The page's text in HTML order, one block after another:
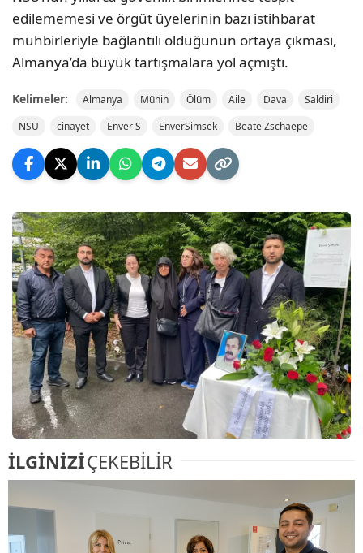
edilememesi ve örgüt üyelerinin bazı istihbarat
muhbirleriyle bağlantılı olduğunun ortaya çıkması,
Almanya’da büyük tartışmalara yol açmıştı.
Kelimeler: Almanya Münih Ölüm Aile Dava
Saldiri
NSU
cinayet Enver S EnverSimsek Beate Zschaepe
İLGİNİZİÇEKEBİLİR